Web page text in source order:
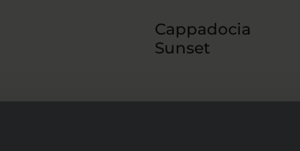
Cappadocia
Sunset